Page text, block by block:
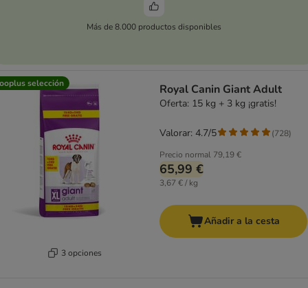
Más de 8.000 productos disponibles
selección
3 opciones
Royal Canin Giant Adult
Oferta: 15 kg + 3 kg ¡gratis!
Precio normal 79,19 €
65,99 €
3,67 € / kg
Valorar: 4.7/5 (728)
Añadir a la cesta